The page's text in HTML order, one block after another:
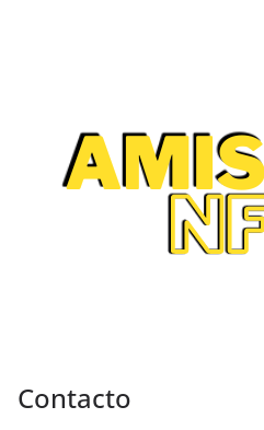
Contacto